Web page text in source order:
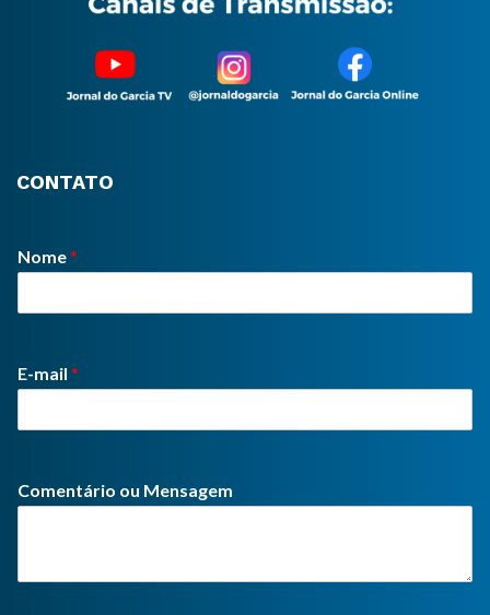
CONTATO
Nome*
E-mail *
Comentário ou Mensagem